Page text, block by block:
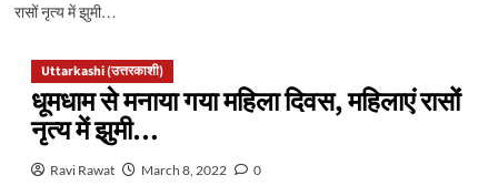
रासों नृत्य में झुमी…
Uttarkashi (उत्तरकाशी)
धूमधाम से मनाया गया महिला दिवस, महिलाएं रासों
नृत्य में झुमी…
Ravi Rawat March 8, 2022 0